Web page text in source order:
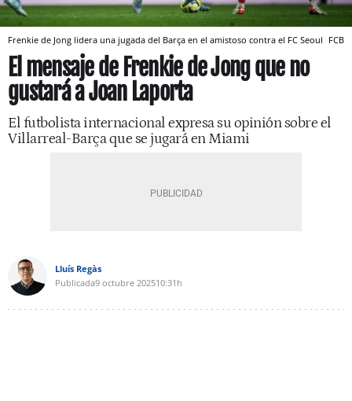
Frenkie de Jong lidera una jugada del Barça en el amistoso contra el FC Seoul FCB
El mensaje de Frenkie de Jong que no
gustará a Joan Laporta
El futbolista internacional expresa su opinión sobre el
Villarreal-Barça que se jugará en Miami
Lluís Regàs
Publicada9 octubre 202510:31h